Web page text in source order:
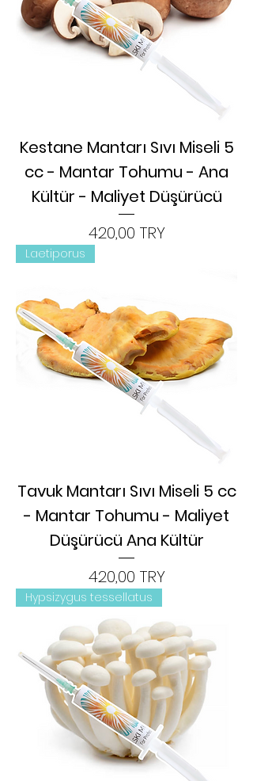
Kestane Mantarı Sıvı Miseli 5
cc - Mantar Tohumu - Ana
Kültür - Maliyet Düşürücü
Цена
420,00 TRY
Laetiporus
Tavuk Mantarı Sıvı Miseli 5 cc
- Mantar Tohumu - Maliyet
Düşürücü Ana Kültür
Цена
420,00 TRY
Hypsizygus tessellatus